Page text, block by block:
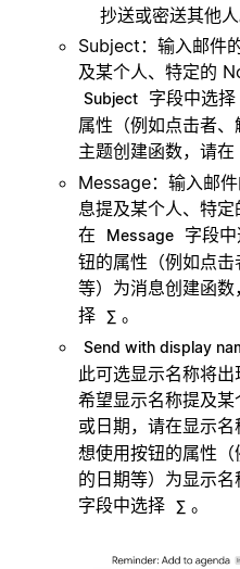
抄送或密送其他人
Subject：输入邮件
及某个人、特定的
Subject 字段中选择
属性（例如点击者
主题创建函数，请在
Message：输入邮
息提及某个人、特
在
Message 字段
钮的属性（例如点
等）为消息创建函数
择 ∑ 。
Send with display
此可选显示名称将
希望显示名称提及
或日期，请在显示
想使用按钮的属性
的日期等）为显示
字段中选择 ∑ 。